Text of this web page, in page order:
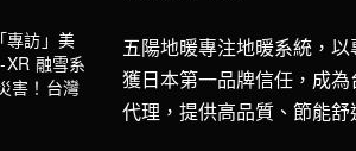
專訪」美
融雪系
害！台灣
五陽地暖專注地暖系統，
獲日本第一品牌信任，成
代理，提供高品質、節能舒